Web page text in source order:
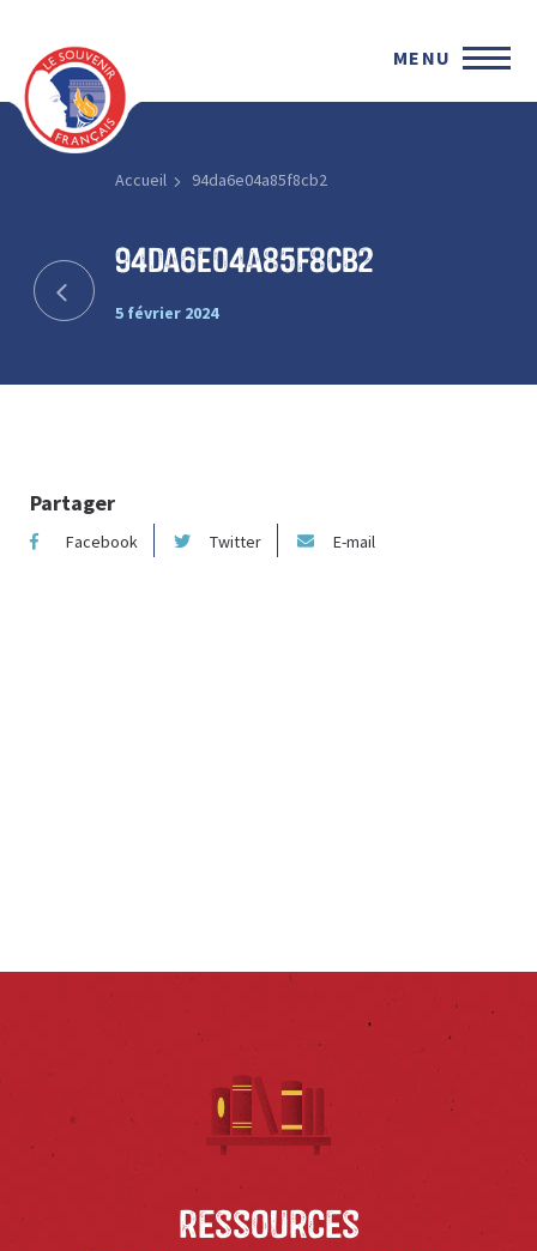
MENU
Accueil 94da6e04a85f8cb2
94da6e04a85f8cb2
5 février 2024
Partager
Facebook Twitter E-mail
Ressources